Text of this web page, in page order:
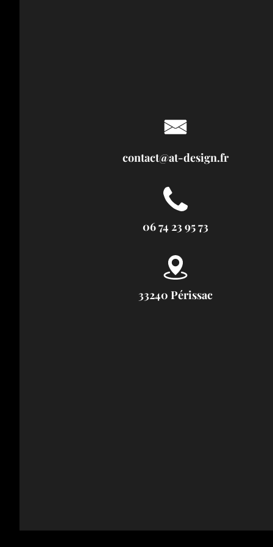
contact@at-design.fr
06 74 23 95 73
33240 Périssac